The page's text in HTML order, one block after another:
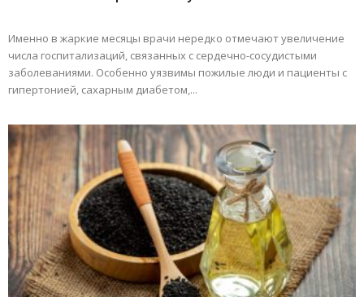
Именно в жаркие месяцы врачи нередко отмечают увеличение
числа госпитализаций, связанных с сердечно-сосудистыми
заболеваниями. Особенно уязвимы пожилые люди и пациенты с
гипертонией, сахарным диабетом,...